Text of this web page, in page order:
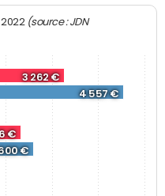
(source : JDN
3 262 €
€
4 557 €
€